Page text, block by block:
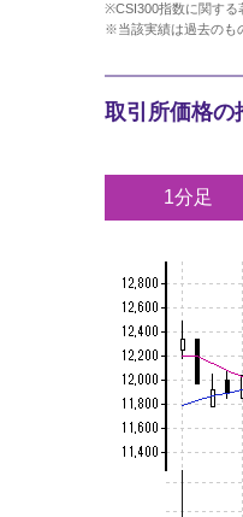
※CSI300指数に関する
※当該実績は過去のも
取引所価格の
1分足